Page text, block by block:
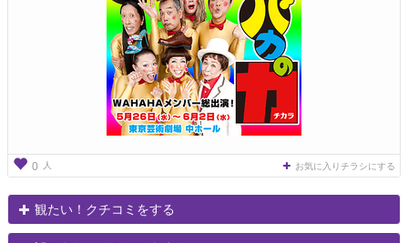
0 人 お気に入りチラシにする
観たい！クチコミをする